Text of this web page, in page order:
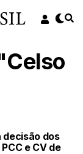
decisão dos
e CV de